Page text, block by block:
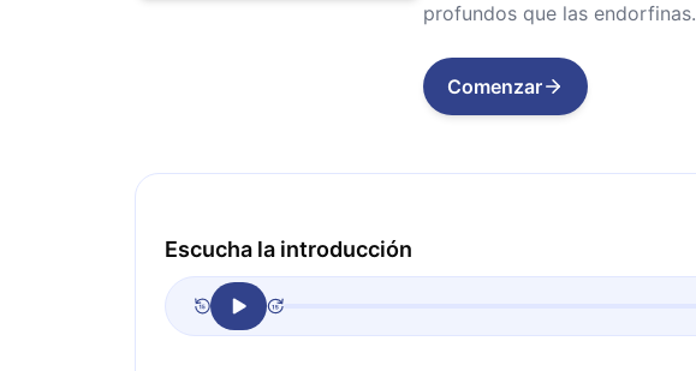
profundos que las endorfinas.
Comenzar
Escucha la introducción